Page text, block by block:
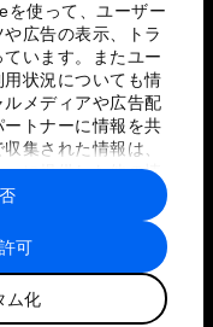
を使って、ユーザー
広告の表示、トラ
います。またユー
状況についても情
メディアや広告配
トナーに情報を共
集された情報は、
ーに提供した他の情
ビスを使用した際
み合わされ、各パー
ることがありま
可
ム化